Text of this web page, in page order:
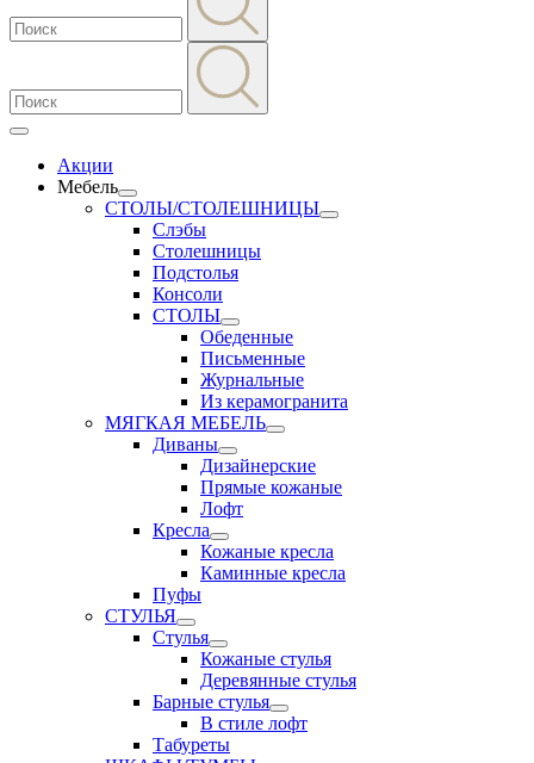
Акции
Мебель
СТОЛЫ/СТОЛЕШНИЦЫ
Слэбы
Столешницы
Подстолья
Консоли
СТОЛЫ
Обеденные
Письменные
Журнальные
Из керамогранита
МЯГКАЯ МЕБЕЛЬ
Диваны
Дизайнерские
Прямые кожаные
Лофт
Кресла
Кожаные кресла
Каминные кресла
Пуфы
СТУЛЬЯ
Стулья
Кожаные стулья
Деревянные стулья
Барные стулья
В стиле лофт
Табуреты